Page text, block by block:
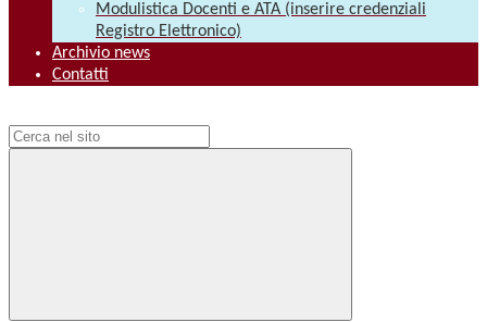
Modulistica Docenti e ATA (inserire credenziali
Registro Elettronico)
Archivio news
Contatti